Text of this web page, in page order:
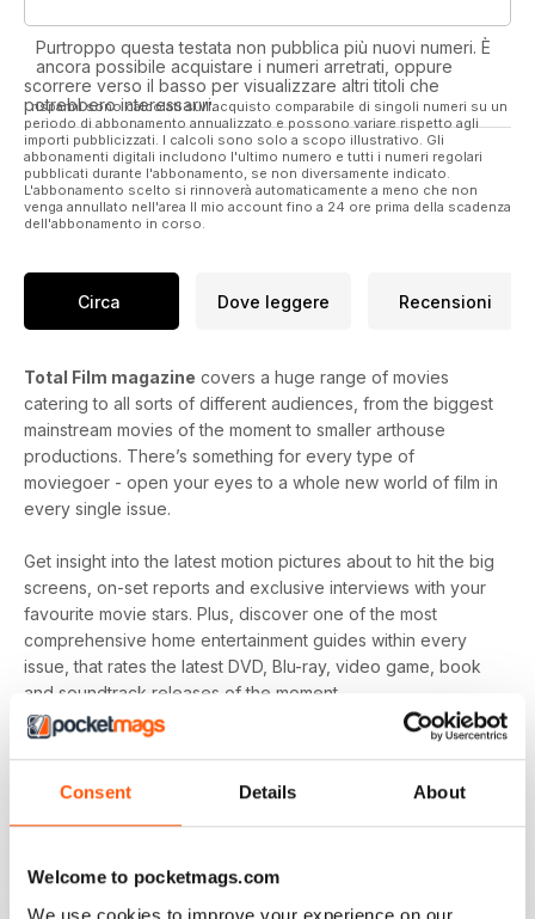
Consent Details About
Welcome to pocketmags.com
We use cookies to improve your experience on our
Purtroppo questa testata non pubblica più nuovi numeri. È
ancora possibile acquistare i numeri arretrati, oppure
scorrere verso il basso per visualizzare altri titoli che
potrebbero interessarvi.
I risparmi sono calcolati sull'acquisto comparabile di singoli numeri su un
periodo di abbonamento annualizzato e possono variare rispetto agli
importi pubblicizzati. I calcoli sono solo a scopo illustrativo. Gli
abbonamenti digitali includono l'ultimo numero e tutti i numeri regolari
pubblicati durante l'abbonamento, se non diversamente indicato.
L'abbonamento scelto si rinnoverà automaticamente a meno che non
venga annullato nell'area Il mio account fino a 24 ore prima della scadenza
dell'abbonamento in corso.
Circa Dove leggere Recensioni
Total Film magazine covers a huge range of movies
catering to all sorts of different audiences, from the biggest
mainstream movies of the moment to smaller arthouse
productions. There’s something for every type of
moviegoer - open your eyes to a whole new world of film in
every single issue.
Get insight into the latest motion pictures about to hit the big
screens, on-set reports and exclusive interviews with your
favourite movie stars. Plus, discover one of the most
comprehensive home entertainment guides within every
issue, that rates the latest DVD, Blu-ray, video game, book
and soundtrack releases of the moment.
Every month, enjoy trivia questions to make you a master of
film set pictures that you won’t find anywhere else! It is
Total Film’s mission to watch and discuss everything, from
down the role of a lifetime - don’t miss out!